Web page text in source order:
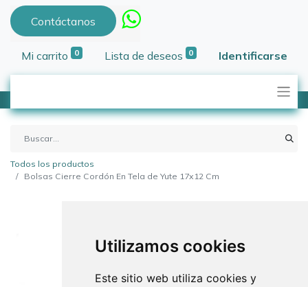
Utilizamos cookies
Este sitio web utiliza cookies y
Contáctanos
Mi carrito 0 Lista de deseos 0 Identificarse
Todos los productos
Bolsas Cierre Cordón En Tela de Yute 17x12 Cm